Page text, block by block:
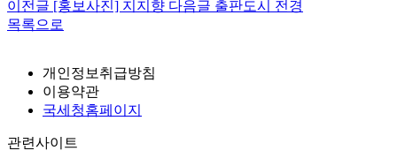
이전글 [홍보사진] 지지향 다음글 출판도시 전경
목록으로
개인정보취급방침
이용약관
국세청홈페이지
관련사이트